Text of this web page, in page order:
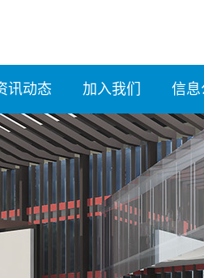
讯动态 加入我们 信息